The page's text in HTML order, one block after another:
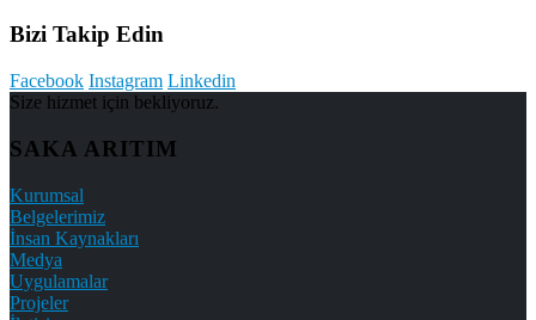
Bizi Takip Edin
Facebook Instagram Linkedin
Size hizmet için bekliyoruz.
SAKA ARITIM
Kurumsal
Belgelerimiz
İnsan Kaynakları
Medya
Uygulamalar
Projeler